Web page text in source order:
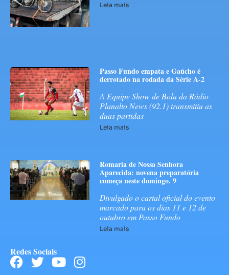
Leia mais
Passo Fundo empata e Gaúcho é
derrotado na rodada da Série A-2
A Equipe Show de Bola da Rádio
Planalto News (92.1) transmitiu as
duas partidas
Leia mais
Romaria de Nossa Senhora
Aparecida: novena preparatória
começa neste domingo, 9
Divulgado o cartal oficial do evento
marcado para os dias 11 e 12 de
outubro em Passo Fundo
Leia mais
Redes Sociais